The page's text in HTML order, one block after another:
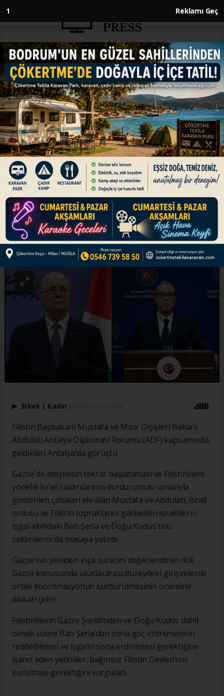
1 Reklamı Geç
Anasayfa GÜNDEM
Antalya'da "Gazze'deki
ateşkesi" görüşüldü
GÜNDEM
11.04.2025 - 15:03, Güncelleme: 11.04.2025 - 15:03
Filistin Başbakanı Muhammed Mustafa, Mısır
Dışişleri Bakanı Bedr Abdulati ile İsrail saldırıları
altındaki Gazze Şeridi'nde ateşkesin tekrar
başlatılması ve Filistinlilere yönelik saldırıların
durdurulmasını ele aldı.
ABONE OL
Erkek | Kadın
Filistin Başbakanı Mustafa ve Mısır Dışişleri Bakanı
Abdulati Antalya Diplomasi Forumu (ADF) kapsamında
geldikleri Antalya'da görüştü.
Gazze'de ateşkesin tekrar başlatılması ve Filistinlilere
yönelik İsrail saldırılarının durdurulması amacıyla
gösterilen çabaları ele alan Mustafa ve Abdulati, İsrail
ordusu ve Filistin topraklarını gasbeden İsraillilerin
işgal altındaki Batı Şeria ve Doğu Kudüs'teki
saldırılarını da masaya yatırdı.
Gazze'nin yeniden inşa sürecini değerlendiren ikili,
Gazze konusunda uluslararası düzeydeki girişimlerde
ortak koordinasyonun sürdürülmesinin önemine
dikkati çekti.
Filistinlilerin Gazze Şeridi’nden ve Doğu Kudüs dahil
olmak üzere Batı Şeria’dan zorla göç ettirilmesinin
reddedilmesi ve işgalin sona erdirilmesi gerektiğine
işaret eden yetkililer, bağımsız Filistin Devleti’nin
kurulması gerektiğini vurguladı.